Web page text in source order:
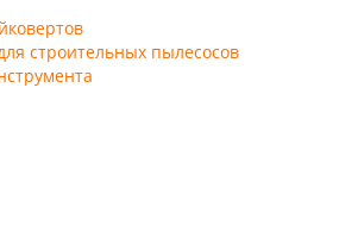
строительных пылесосов